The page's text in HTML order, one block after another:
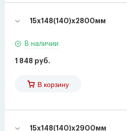
15х148(140)х2800мм
В наличии
1 848 руб.
В корзину
15х148(140)х2900мм